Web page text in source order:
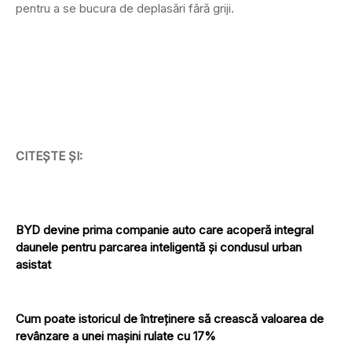
pentru a se bucura de deplasări fără griji.
CITEȘTE ȘI:
BYD devine prima companie auto care acoperă integral
daunele pentru parcarea inteligentă și condusul urban
asistat
Cum poate istoricul de întreținere să crească valoarea de
revânzare a unei mașini rulate cu 17%